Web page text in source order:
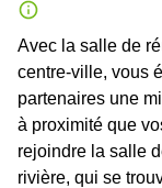
Avec la salle de
centre-ville, vous
partenaires une
à proximité que
rejoindre la salle
rivière, qui se